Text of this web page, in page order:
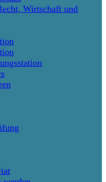
Wirtschaft und